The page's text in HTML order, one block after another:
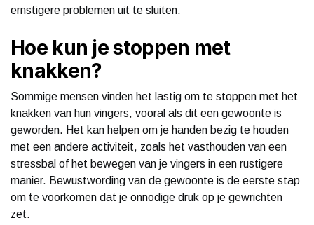
ernstigere problemen uit te sluiten.
Hoe kun je stoppen met
knakken?
Sommige mensen vinden het lastig om te stoppen met het
knakken van hun vingers, vooral als dit een gewoonte is
geworden. Het kan helpen om je handen bezig te houden
met een andere activiteit, zoals het vasthouden van een
stressbal of het bewegen van je vingers in een rustigere
manier. Bewustwording van de gewoonte is de eerste stap
om te voorkomen dat je onnodige druk op je gewrichten
zet.